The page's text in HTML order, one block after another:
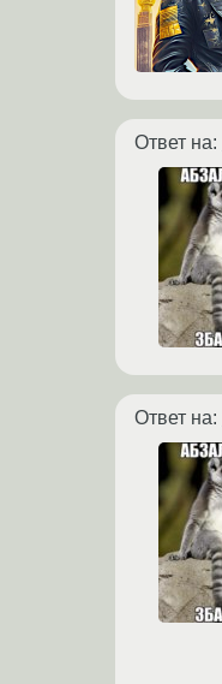
Ответ на:
Ответ на: